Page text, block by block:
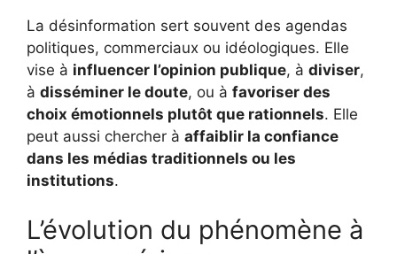
La désinformation sert souvent des agendas
politiques, commerciaux ou idéologiques. Elle
vise à influencer l’opinion publique, à diviser,
à disséminer le doute, ou à favoriser des
choix émotionnels plutôt que rationnels. Elle
peut aussi chercher à affaiblir la confiance
dans les médias traditionnels ou les
institutions.
L’évolution du phénomène à